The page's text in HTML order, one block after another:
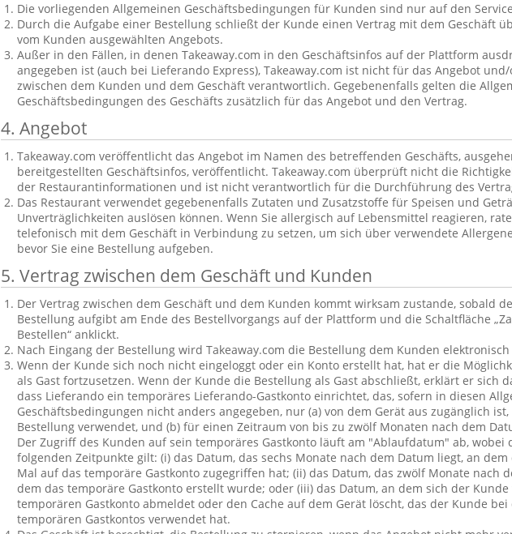
Die vorliegenden Allgemeinen Geschäftsbedingungen für Kunden sind nur auf den
Durch die Aufgabe einer Bestellung schließt der Kunde einen Vertrag mit dem Geschäft
vom Kunden ausgewählten Angebots.
Außer in den Fällen, in denen Takeaway.com in den Geschäftsinfos auf der Plattform
angegeben ist (auch bei Lieferando Express), Takeaway.com ist nicht für das Angebot
zwischen dem Kunden und dem Geschäft verantwortlich. Gegebenenfalls gelten die
Geschäftsbedingungen des Geschäfts zusätzlich für das Angebot und den Vertrag.
4. Angebot
Takeaway.com veröffentlicht das Angebot im Namen des betreffenden Geschäfts,
bereitgestellten Geschäftsinfos, veröffentlicht. Takeaway.com überprüft nicht die
der Restaurantinformationen und ist nicht verantwortlich für die Durchführung des
Das Restaurant verwendet gegebenenfalls Zutaten und Zusatzstoffe für Speisen und
Unverträglichkeiten auslösen können. Wenn Sie allergisch auf Lebensmittel reagieren,
telefonisch mit dem Geschäft in Verbindung zu setzen, um sich über verwendete
bevor Sie eine Bestellung aufgeben.
5. Vertrag zwischen dem Geschäft und Kunden
Der Vertrag zwischen dem Geschäft und dem Kunden kommt wirksam zustande, sobald
Bestellung aufgibt am Ende des Bestellvorgangs auf der Plattform und die Schaltfläche
Bestellen“ anklickt.
Nach Eingang der Bestellung wird Takeaway.com die Bestellung dem Kunden
Wenn der Kunde sich noch nicht eingeloggt oder ein Konto erstellt hat, hat er die
als Gast fortzusetzen. Wenn der Kunde die Bestellung als Gast abschließt, erklärt er sich
dass Lieferando ein temporäres Lieferando-Gastkonto einrichtet, das, sofern in diesen
Geschäftsbedingungen nicht anders angegeben, nur (a) von dem Gerät aus zugänglich
Bestellung verwendet, und (b) für einen Zeitraum von bis zu zwölf Monaten nach dem
Der Zugriff des Kunden auf sein temporäres Gastkonto läuft am "Ablaufdatum" ab, wobei
folgenden Zeitpunkte gilt: (i) das Datum, das sechs Monate nach dem Datum liegt, an
Mal auf das temporäre Gastkonto zugegriffen hat; (ii) das Datum, das zwölf Monate nach
dem das temporäre Gastkonto erstellt wurde; oder (iii) das Datum, an dem sich der Kunde
temporären Gastkonto abmeldet oder den Cache auf dem Gerät löscht, das der Kunde
temporären Gastkontos verwendet hat.